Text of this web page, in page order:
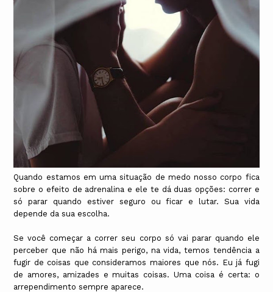
Quando estamos em uma situação de medo nosso corpo fica
sobre o efeito de adrenalina e ele te dá duas opções: correr e
só parar quando estiver seguro ou ficar e lutar. Sua vida
depende da sua escolha.
Se você começar a correr seu corpo só vai parar quando ele
perceber que não há mais perigo, na vida, temos tendência a
fugir de coisas que consideramos maiores que nós. Eu já fugi
de amores, amizades e muitas coisas. Uma coisa é certa: o
arrependimento sempre aparece.